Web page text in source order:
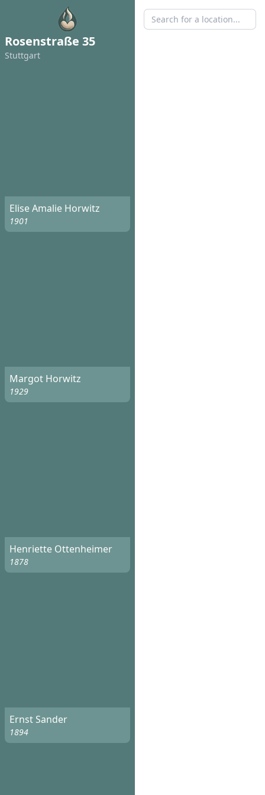
Rosenstraße 35
Stuttgart
Elise Amalie Horwitz
1901
Margot Horwitz
1929
Henriette Ottenheimer
1878
Ernst Sander
1894